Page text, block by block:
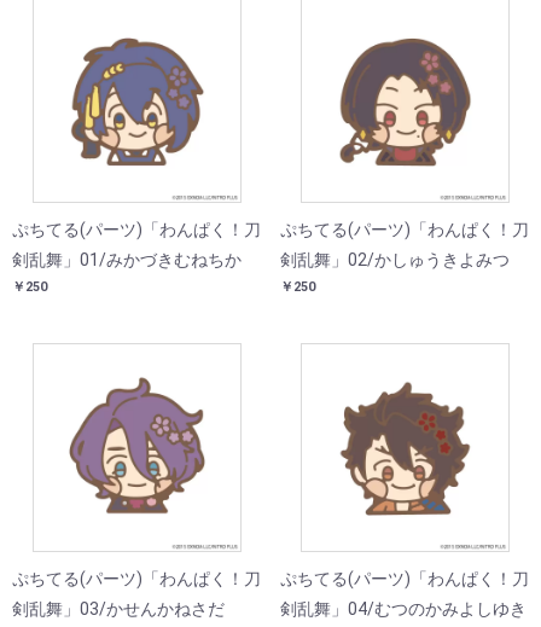
ぷちてる(パーツ)「わんぱく！刀
剣乱舞」01/みかづきむねちか
￥250
ぷちてる(パーツ)「わんぱく！刀
剣乱舞」02/かしゅうきよみつ
￥250
ぷちてる(パーツ)「わんぱく！刀
剣乱舞」03/かせんかねさだ
ぷちてる(パーツ)「わんぱく！刀
剣乱舞」04/むつのかみよしゆき